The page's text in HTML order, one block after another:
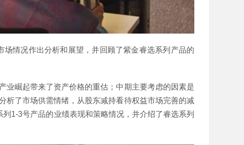
情况作出分析和展望，并回顾了紫金睿选系列产品的
业崛起带来了资产价格的重估；中期主要考虑的因素是
析了市场供需情绪，从股东减持看待权益市场完善的减
1-3号产品的业绩表现和策略情况，并介绍了睿选系列